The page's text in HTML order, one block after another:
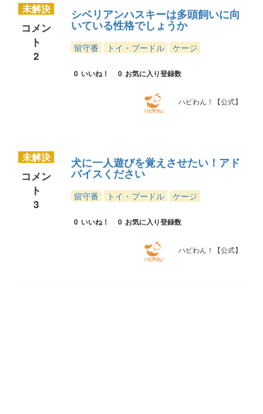
未解決
コメン
ト
2
シベリアンハスキーは多頭飼いに向
いている性格でしょうか
留守番 トイ・プードル ケージ
0 いいね！ 0 お気に入り登録数
ハピわん！【公式】
未解決
コメン
ト
3
犬に一人遊びを覚えさせたい！アド
バイスください
留守番 トイ・プードル ケージ
0 いいね！ 0 お気に入り登録数
ハピわん！【公式】